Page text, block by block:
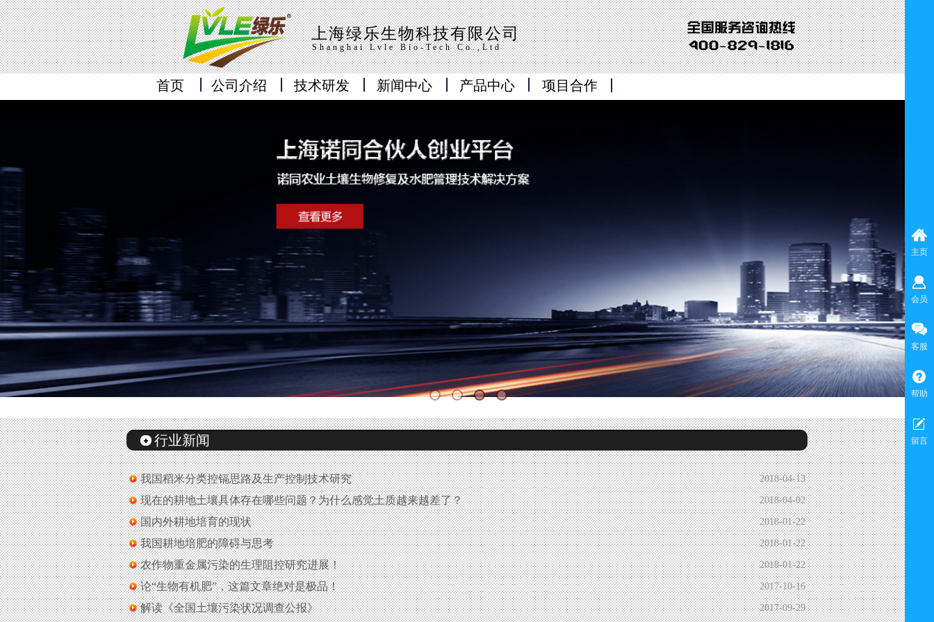
上海绿乐生物科技有限公司
Shanghai Lvle Bio-Tech Co.,Ltd
首页 公司介绍 技术研发 新闻中心 产品中心 项目合作
我国稻米分类控镉思路及生产控制技术研究 2018-04-13
现在的耕地土壤具体存在哪些问题？为什么感觉土质越来越差了？ 2018-04-02
国内外耕地培育的现状 2018-01-22
我国耕地培肥的障碍与思考 2018-01-22
农作物重金属污染的生理阻控研究进展！ 2018-01-22
论“生物有机肥”，这篇文章绝对是极品！ 2017-10-16
解读《全国土壤污染状况调查公报》 2017-09-29
行业新闻
主页
会员
客服
帮助
留言